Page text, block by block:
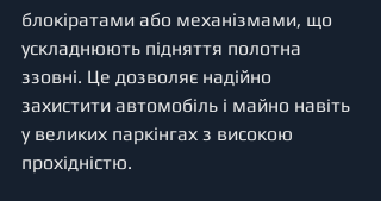
блокіратами або механізмами, що
ускладнюють підняття полотна
ззовні. Це дозволяє надійно
захистити автомобіль і майно навіть
у великих паркінгах з високою
прохідністю.